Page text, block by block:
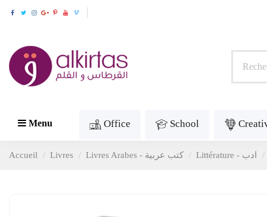
Menu Office School
Accueil Livres Livres Arabes - كتب عربية Littérature - ادب